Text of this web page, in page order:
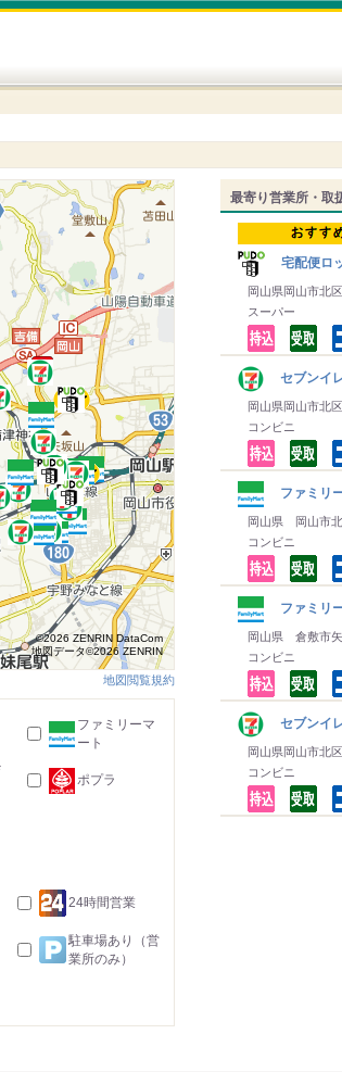
最寄り営業所・取
宅配便ロ
岡山県岡山市北
スーパー
セブン
岡山県岡山市北
コンビニ
ファミリ
岡山県 岡山市北
コンビニ
ファミリ
岡山県 倉敷市
コンビニ
セブンイ
岡山県岡山市北
コンビニ
©2026 ZENRIN DataCom
地図データ©2026 ZENRIN
地図閲覧規約
ファミリーマ
ート
ポプラ
24時間営業
駐車場あり（営
業所のみ）